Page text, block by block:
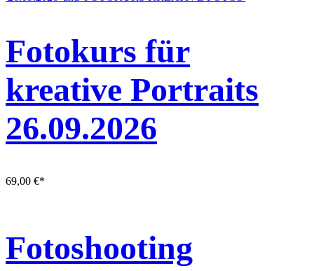
Fotokurs für
kreative Portraits
26.09.2026
69,00 €*
Fotoshooting